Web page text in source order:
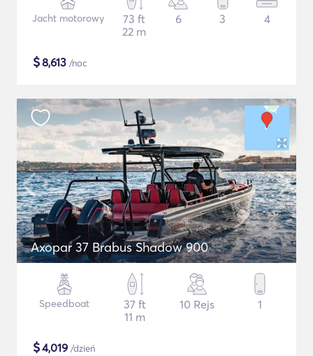
Jacht motorowy
73 ft
22 m
6 3 4
$8,613 /noc
Axopar 37 Brabus Shadow 900
Speedboat
37 ft
11 m
10 Rejs 1
$4,019 /dzień